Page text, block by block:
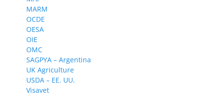
MARM
OCDE
OESA
OIE
OMC
SAGPYA – Argentina
UK Agriculture
USDA – EE. UU.
Visavet